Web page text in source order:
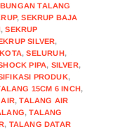
TALANG
,SEKRUP BAJA
,SEKRUP
SILVER,
,SELURUH,
PIPA, SILVER,
PRODUK,
15CM 6 INCH,
,TALANG AIR
,TALANG
, TALANG DATAR